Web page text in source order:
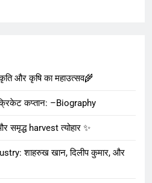
और कृषि का महाउत्सव🌾
कप्तान: –Biography
harvest त्योहार ✨
शाहरुख खान, दिलीप कुमार, और